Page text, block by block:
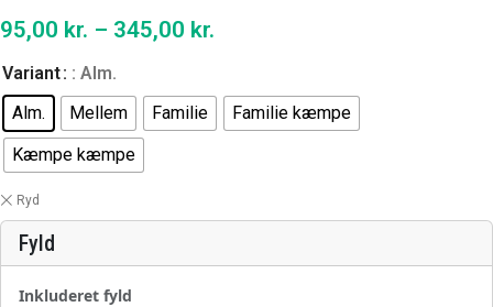
95,00 kr. – 345,00 kr.
Variant : Alm.
Alm.
Mellem Familie
Familie kæmpe
Kæmpe kæmpe
Ryd